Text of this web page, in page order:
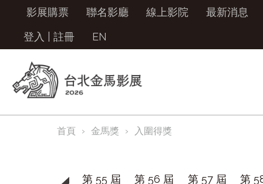
影展購票 聯名影廳 線上影院
最新消息
登入
註冊 EN
首頁 金馬獎 入圍得獎
第 55 屆 第 56 屆 第 57 屆 第